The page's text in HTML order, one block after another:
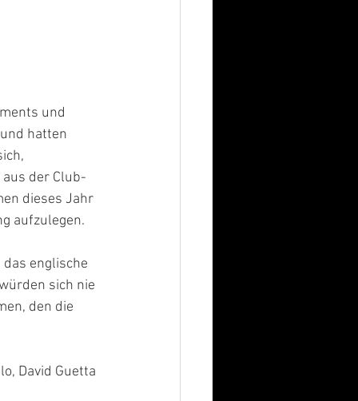
und
hatten
der Club-
dieses Jahr
aufzulegen.
englische
sich nie
den die
David Guetta